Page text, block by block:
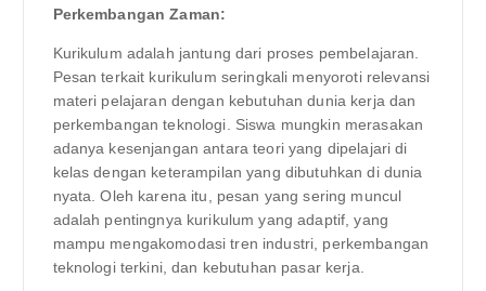
Perkembangan Zaman:
Kurikulum adalah jantung dari proses pembelajaran.
Pesan terkait kurikulum seringkali menyoroti relevansi
materi pelajaran dengan kebutuhan dunia kerja dan
perkembangan teknologi. Siswa mungkin merasakan
adanya kesenjangan antara teori yang dipelajari di
kelas dengan keterampilan yang dibutuhkan di dunia
nyata. Oleh karena itu, pesan yang sering muncul
adalah pentingnya kurikulum yang adaptif, yang
mampu mengakomodasi tren industri, perkembangan
teknologi terkini, dan kebutuhan pasar kerja.